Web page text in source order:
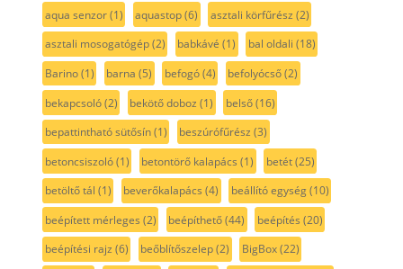
aqua senzor(1) aquastop(6) asztali körfűrész (2)
asztali mosogatógép(2) babkávé (1) bal oldali (18)
Barino(1) barna (5) befogó(4) befolyócső(2)
bekapcsoló(2) bekötő doboz (1) belső(16)
bepattintható sütősín(1) beszúrófűrész (3)
betoncsiszoló(1) betontörő kalapács (1) betét(25)
betöltő tál (1) beverőkalapács (4) beállító egység(10)
beépített mérleges (2) beépíthető(44) beépítés (20)
beépítési rajz (6) beőblítőszelep(2) BigBox(22)